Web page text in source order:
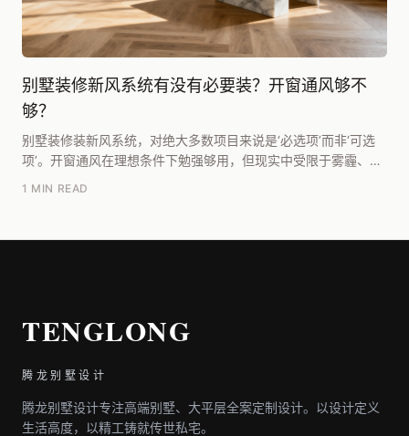
别墅装修新风系统有没有必要装？开窗通风够不
够？
别墅装修装新风系统，对绝大多数项目来说是‘必选项’而非‘可选
项’。开窗通风在理想条件下勉强够用，但现实中受限于雾霾、噪
1 MIN READ
TENGLONG
腾龙别墅设计
腾龙别墅设计专注高端别墅、大平层全案定制设计。以设计定义
生活高度，以精工铸就传世私宅。